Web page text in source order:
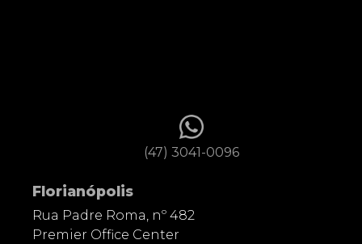
(47) 3041-0096
Florianópolis
Rua Padre Roma, nº 482
Premier Office Center